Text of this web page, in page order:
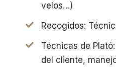
velos…)
Recogidos:
Técnicas de
del cliente,